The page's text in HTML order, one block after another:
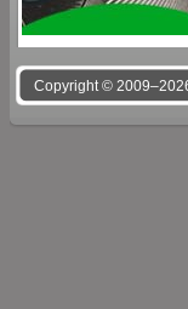
Copyright ©